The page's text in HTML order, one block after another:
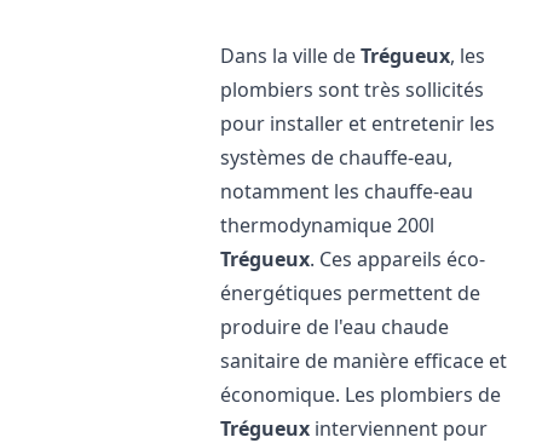
Dans la ville deTrégueux, les
plombiers sont très sollicités
pour installer et entretenir les
systèmes de chauffe-eau,
notamment les chauffe-eau
thermodynamique 200l
Trégueux. Ces appareils éco-
énergétiques permettent de
produire de l'eau chaude
sanitaire de manière efficace et
économique. Les plombiers de
Trégueux interviennent pour